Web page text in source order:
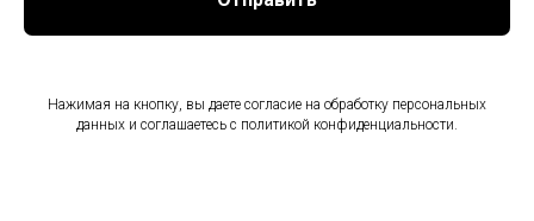
Нажимая на кнопку, вы даете согласие на обработку персональных
данных и соглашаетесь c политикой конфиденциальности.